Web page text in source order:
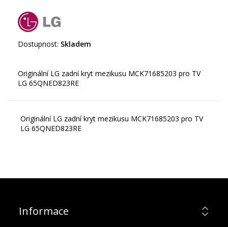
Dostupnost: Skladem
Originální LG zadní kryt mezikusu MCK71685203 pro TV
Originální LG zadní kryt mezikusu MCK71685203 pro TV
LG 65QNED823RE
Informace